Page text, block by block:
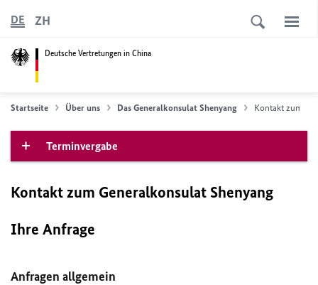
Deutsche Vertretungen in China
DE ZH
Startseite Über uns Das Generalkonsulat Shenyang Kontakt zum
Terminvergabe
Kontakt zum Generalkonsulat Shenyang
Ihre Anfrage
Anfragen allgemein